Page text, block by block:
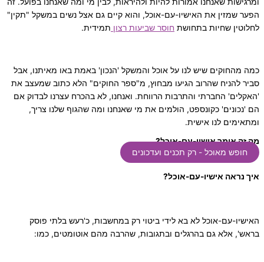
ומרגישות שאנחנו אמורות להיות ולהיראות, לבין מי ומה שאנחנו בפועל. זה
הפער שמזין את האישיו-עם-אוכל, והוא קיים גם אצל נשים במשקל "תקין"
לחלוטין שחיות בתחושת חוסר שביעות רצון תמידית.
כמה מהחוקים שיש לנו על אוכל והמשקל 'הנכון' באמת באו מאיתנו, אבל
סביר להניח שהרוב הגיעו מבחוץ, מ"ספר החוקים" הלא כתוב שמעצב את
'האקלים' החברתי והתרבות הרווחת. ואנחנו, לא בהכרח עצרנו לבדוק אם
הם 'נכונים' כקונספט, הולמים את מי שאנחנו ומה שהגוף שלנו צריך,
ומתאימים לנו אישית.
מה זה אומר אישיו-עם-אוכל?
חופש מאוכל - רק תכנים ועדכונים
איך נראה אישיו-עם-אוכל?
האישיו-עם-אוכל לא בא לידי ביטוי רק במחשבות, כ'רעש בלתי פוסק
בראש', אלא גם בהרגלים ובתגובות, שהרבה מהם אוטומטים, כמו: